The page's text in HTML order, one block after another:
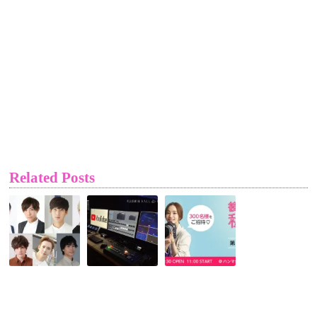
Related Posts
イ
ケ
メ
ン
パ
【楽
天
チ
ケ
ッ